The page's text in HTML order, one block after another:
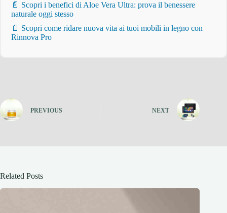
📄 Scopri i benefici di Aloe Vera Ultra: prova il benessere
naturale oggi stesso
📄 Scopri come ridare nuova vita ai tuoi mobili in legno con
Rinnova Pro
PREVIOUS NEXT
Related Posts